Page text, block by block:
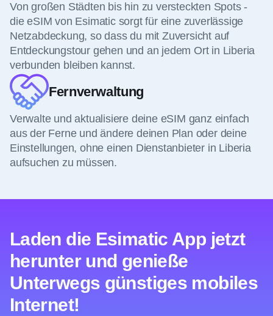
Von großen Städten bis hin zu versteckten Spots -
die eSIM von Esimatic sorgt für eine zuverlässige
Netzabdeckung, so dass du mit Zuversicht auf
Entdeckungstour gehen und an jedem Ort in Liberia
verbunden bleiben kannst.
Fernverwaltung
Verwalte und aktualisiere deine eSIM ganz einfach
aus der Ferne und ändere deinen Plan oder deine
Einstellungen, ohne einen Dienstanbieter in Liberia
aufsuchen zu müssen.
Laden die Esimatic App jetzt
herunter und genieße
Unterwegs günstiges mobiles
Internet!